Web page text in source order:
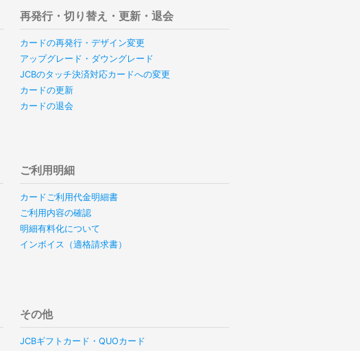
再発行・切り替え・更新・退会
カードの再発行・デザイン変更
アップグレード・ダウングレード
JCBのタッチ決済対応カードへの変更
カードの更新
カードの退会
ご利用明細
カードご利用代金明細書
ご利用内容の確認
明細有料化について
インボイス（適格請求書）
その他
JCBギフトカード・QUOカード